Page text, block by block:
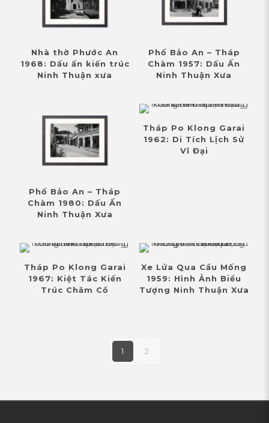
Nhà thờ Phước An
1968: Dấu ấn kiến trúc
Ninh Thuận xưa
Phố Bảo An – Tháp
Chàm 1957: Dấu Ấn
Ninh Thuận Xưa
Phố Bảo An – Tháp
Chàm 1980: Dấu Ấn
Ninh Thuận Xưa
Tháp Po Klong Garai
1962: Di Tích Lịch Sử
Vĩ Đại
Tháp Po Klong Garai
1967: Kiệt Tác Kiến
Trúc Chăm Cổ
Xe Lửa Qua Cầu Mống
1959: Hình Ảnh Biểu
Tượng Ninh Thuận Xưa
1 2